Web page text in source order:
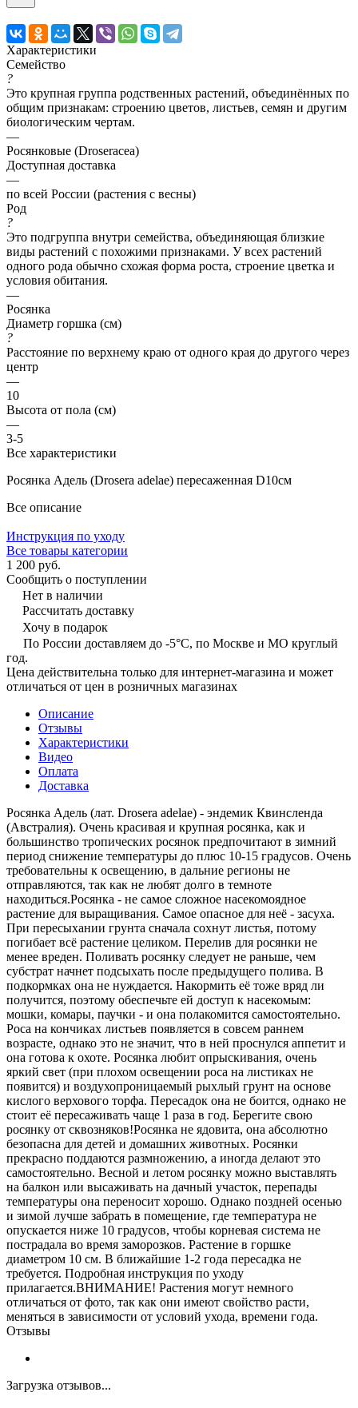
Характеристики
Семейство
?
Это крупная группа родственных растений, объединённых по
общим признакам: строению цветов, листьев, семян и другим
биологическим чертам.
—
Росянковые (Droseracea)
Доступная доставка
—
по всей России (растения с весны)
Род
?
Это подгруппа внутри семейства, объединяющая близкие
виды растений с похожими признаками. У всех растений
одного рода обычно схожая форма роста, строение цветка и
условия обитания.
—
Росянка
Диаметр горшка (см)
?
Расстояние по верхнему краю от одного края до другого через
центр
—
10
Высота от пола (см)
—
3-5
Все характеристики
Росянка Адель (Drosera adelae) пересаженная D10см
Все описание
Инструкция по уходу
Все товары категории
1 200 руб.
Сообщить о поступлении
Нет в наличии
Рассчитать доставку
Хочу в подарок
По России доставляем до -5°C, по Москве и МО круглый
год.
Цена действительна только для интернет-магазина и может
отличаться от цен в розничных магазинах
Описание
Отзывы
Характеристики
Видео
Оплата
Доставка
Росянка Адель (лат. Drosera adelae) - эндемик Квинсленда
(Австралия). Очень красивая и крупная росянка, как и
большинство тропических росянок предпочитают в зимний
период снижение температуры до плюс 10-15 градусов. Очень
требовательны к освещению, в дальние регионы не
отправляются, так как не любят долго в темноте
находиться.Росянка - не самое сложное насекомоядное
растение для выращивания. Самое опасное для неё - засуха.
При пересыхании грунта сначала сохнут листья, потому
погибает всё растение целиком. Перелив для росянки не
менее вреден. Поливать росянку следует не раньше, чем
субстрат начнет подсыхать после предыдущего полива. В
подкормках она не нуждается. Накормить её тоже вряд ли
получится, поэтому обеспечьте ей доступ к насекомым:
мошки, комары, паучки - и она полакомится самостоятельно.
Роса на кончиках листьев появляется в совсем раннем
возрасте, однако это не значит, что в ней проснулся аппетит и
она готова к охоте. Росянка любит опрыскивания, очень
яркий свет (при плохом освещении роса на листиках не
появится) и воздухопроницаемый рыхлый грунт на основе
кислого верхового торфа. Пересадок она не боится, однако не
стоит её пересаживать чаще 1 раза в год. Берегите свою
росянку от сквозняков!Росянка не ядовита, она абсолютно
безопасна для детей и домашних животных. Росянки
прекрасно поддаются размножению, а иногда делают это
самостоятельно. Весной и летом росянку можно выставлять
на балкон или высаживать на дачный участок, перепады
температуры она переносит хорошо. Однако поздней осенью
и зимой лучше забрать в помещение, где температура не
опускается ниже 10 градусов, чтобы корневая система не
пострадала во время заморозков. Растение в горшке
диаметром 10 см. В ближайшие 1-2 года пересадка не
требуется. Подробная инструкция по уходу
прилагается.ВНИМАНИЕ! Растения могут немного
отличаться от фото, так как они имеют свойство расти,
меняться в зависимости от условий ухода, времени года.
Отзывы
Загрузка отзывов...